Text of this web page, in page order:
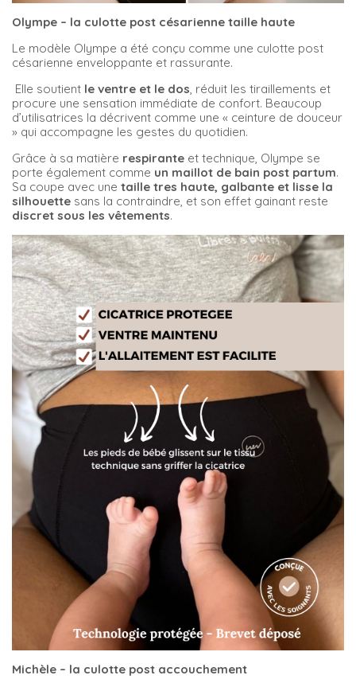
Olympe – la culotte post césarienne taille haute
Le modèle Olympe a été conçu comme une culotte post
césarienne enveloppante et rassurante.
Elle soutient le ventre et le dos, réduit les tiraillements et
procure une sensation immédiate de confort. Beaucoup
d’utilisatrices la décrivent comme une « ceinture de douceur
» qui accompagne les gestes du quotidien.
Grâce à sa matière respirante et technique, Olympe se
porte également comme un maillot de bain post partum.
Sa coupe avec une taille tres haute, galbante et lisse la
silhouette sans la contraindre, et son effet gainant reste
discret sous les vêtements.
Michèle – la culotte post accouchement